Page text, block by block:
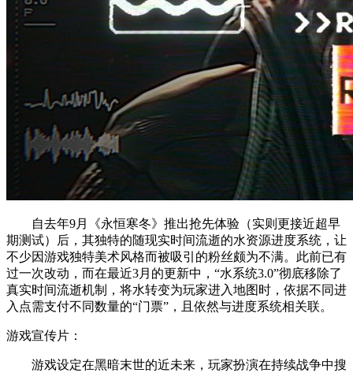
自去年9月《永恒寒冬》推出抢先体验（实则更接近超早
期测试）后，其独特的随现实时间流逝的水资源进度系统，让
不少因游戏独特美术风格而被吸引的粉丝颇为不满。此前已有
过一次改动，而在最近3月的更新中，“水系统3.0”彻底移除了
真实时间流逝机制，将水转变为玩家进入地图时，依据不同进
入点需支付不同数量的“门票”，且依然与进度系统相关联。
游戏宣传片：
游戏设定在黑暗末世的近未来，玩家扮演在持续战争中搜